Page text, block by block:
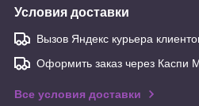
Условия доставки
Вызов Яндекс курьера
Оформить заказ через Каспи
Все условия доставки